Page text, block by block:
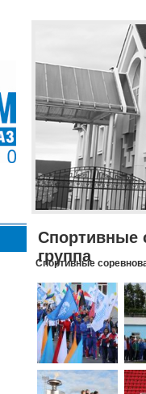
Спортивные
группа
Спортивные